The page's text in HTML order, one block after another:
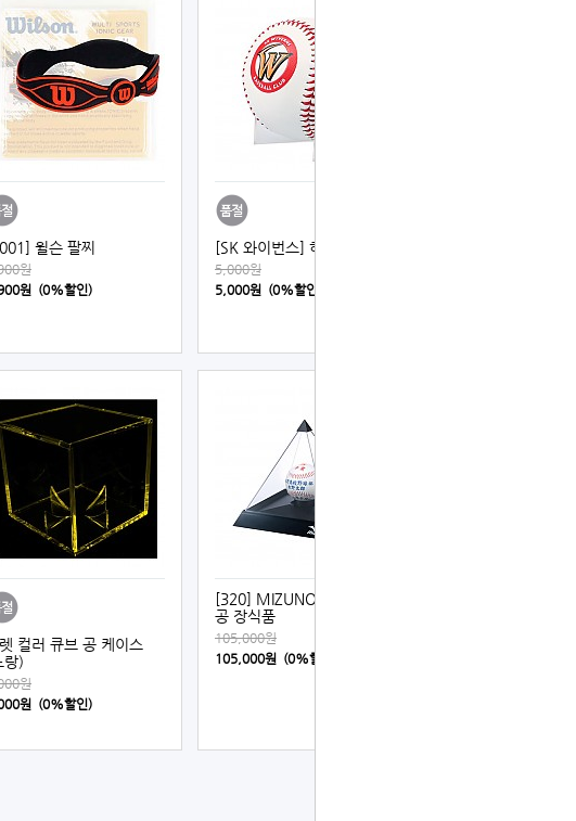
윌슨 팔찌
원
원 (0%할인)
[SK 와이번스] 하드 로고볼
5,000원
5,000원 (0%할인)
컬러 큐브 공 케이스
랑)
원
원 (0%할인)
[320] MIZUNO 피라미드
공 장식품
105,000원
105,000원 (0%할인)